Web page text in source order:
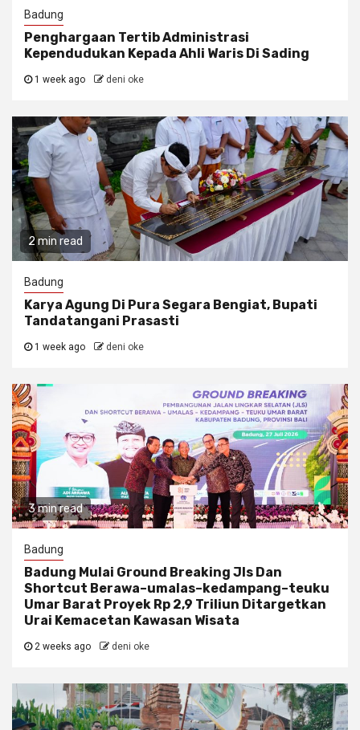
Badung
Penghargaan Tertib Administrasi
Kependudukan Kepada Ahli Waris Di Sading
1 week ago deni oke
2 min read
Badung
Karya Agung Di Pura Segara Bengiat, Bupati
Tandatangani Prasasti
1 week ago deni oke
3 min read
Badung
Badung Mulai Ground Breaking Jls Dan
Shortcut Berawa–umalas–kedampang–teuku
Umar Barat Proyek Rp 2,9 Triliun Ditargetkan
Urai Kemacetan Kawasan Wisata
2 weeks ago deni oke